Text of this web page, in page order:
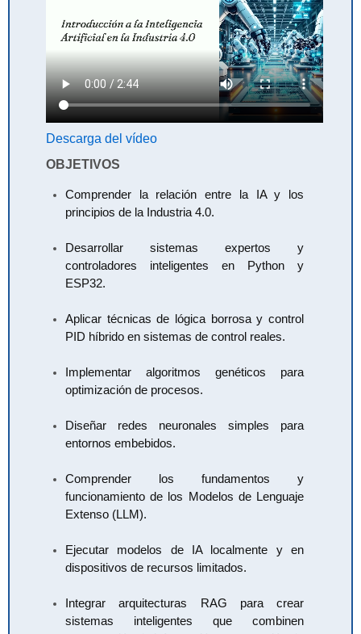
Descarga del vídeo
OBJETIVOS
Comprender la relación entre la IA y los
principios de la Industria 4.0.
Desarrollar sistemas expertos y
controladores inteligentes en Python y
ESP32.
Aplicar técnicas de lógica borrosa y control
PID híbrido en sistemas de control reales.
Implementar algoritmos genéticos para
optimización de procesos.
Diseñar redes neuronales simples para
entornos embebidos.
Comprender los fundamentos y
funcionamiento de los Modelos de Lenguaje
Extenso (LLM).
Ejecutar modelos de IA localmente y en
dispositivos de recursos limitados.
Integrar arquitecturas RAG para crear
sistemas inteligentes que combinen